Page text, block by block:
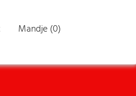
Mandje (0)